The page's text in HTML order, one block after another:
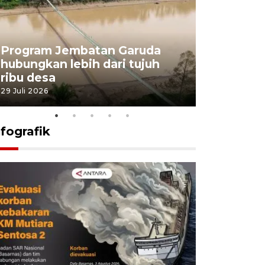
Program Jembatan Garuda
hubungkan lebih dari tujuh
ribu desa
29 Juli 2026